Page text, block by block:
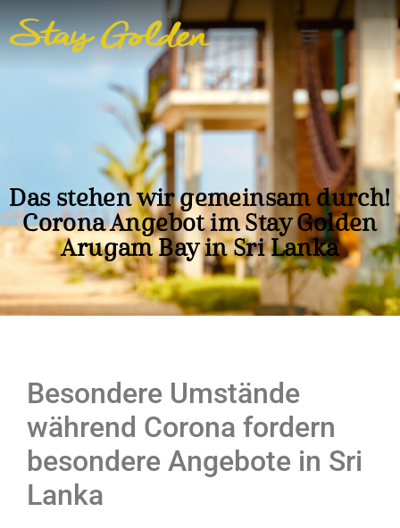
Das stehen wir gemeinsam durch!
Corona Angebot im Stay Golden
Arugam Bay in Sri Lanka
Besondere Umstände
während Corona fordern
besondere Angebote in Sri
Lanka